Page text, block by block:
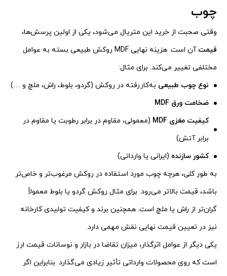
چوب
وقتی صحبت از خرید این متریال می‌شود، یکی از اولین پرسش‌ها،
قیمت
آن است. هزینه نهایی MDF روکش طبیعی بسته به عوامل
مختلفی تغییر می‌کند. برای مثال:
نوع چوب طبیعی به‌کاررفته در روکش (گردو، بلوط، راش، ملچ و …)
ضخامت ورق
کیفیت مغزی
(معمولی، مقاوم در برابر رطوبت یا مقاوم در
برابر آتش)
کشور سازنده (ایرانی یا وارداتی)
به طور کلی، هرچه چوب مورد استفاده در روکش مرغوب‌تر و خاص‌تر
باشد، قیمت بالاتر می‌رود. برای مثال روکش گردو یا بلوط معمولاً
گران‌تر از راش یا ملچ است. همچنین برند و کیفیت تولیدی کارخانه
نیز در تعیین قیمت نهایی نقش مهمی دارد.
یکی دیگر از عوامل اثرگذار، میزان تقاضا در بازار و نوسانات قیمت ارز
است که روی محصولات وارداتی تأثیر زیادی می‌گذارد. بنابراین اگر